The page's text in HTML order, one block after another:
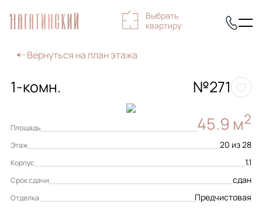
Выбрать
квартиру
Вернуться на план этажа
Площадь 45.9 м2
Этаж 20 из 28
Корпус 1.1
Срок сдачи сдан
Отделка Предчистовая
1-комн. №271